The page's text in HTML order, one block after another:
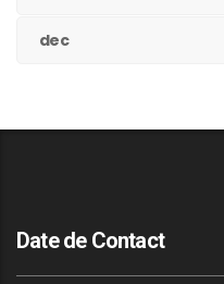
dec
Date de Contact